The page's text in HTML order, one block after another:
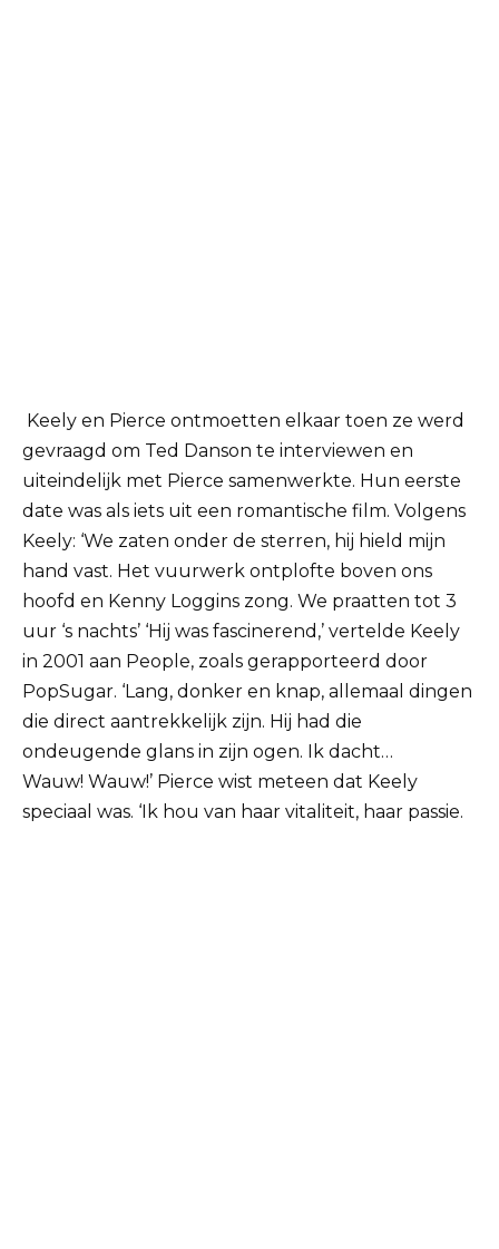
Keely en Pierce ontmoetten elkaar toen ze werd
gevraagd om Ted Danson te interviewen en
uiteindelijk met Pierce samenwerkte. Hun eerste
date was als iets uit een romantische film. Volgens
Keely: ‘We zaten onder de sterren, hij hield mijn
hand vast. Het vuurwerk ontplofte boven ons
hoofd en Kenny Loggins zong. We praatten tot 3
uur ‘s nachts’ ‘Hij was fascinerend,’ vertelde Keely
in 2001 aan People, zoals gerapporteerd door
PopSugar. ‘Lang, donker en knap, allemaal dingen
die direct aantrekkelijk zijn. Hij had die
ondeugende glans in zijn ogen. Ik dacht…
Wauw! Wauw!’ Pierce wist meteen dat Keely
speciaal was. ‘Ik hou van haar vitaliteit, haar passie.